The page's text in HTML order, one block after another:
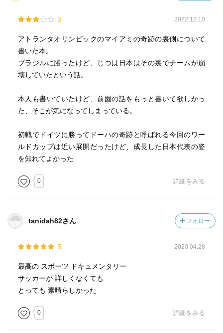
3 2022.12.10
アトランタオリンピックのマイアミの奇跡の裏側について
書いた本。
ブラジルに勝ったけど、じつは日本はその裏でチームが崩
壊していたという話。
本人も書いていたけど、前園の話をもっと書いて欲しかっ
た、そこが気になってしまっている。
初戦でドイツに勝ってドーハの奇跡と呼ばれる今回のワー
ルドカップは近い展開だったけど、成長した日本代表の姿
を知れてよかった
0 詳細をみる
tanidah82さん フォロー
5 2020.04.28
最高の スポーツ ドキュメンタリー
サッカーが 詳しくなくても
とっても 素晴らしかった
0 詳細をみる